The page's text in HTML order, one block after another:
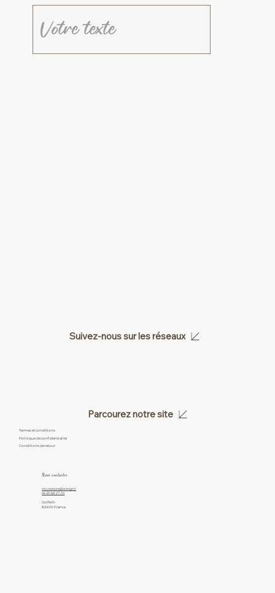
Suivez-nous sur les réseaux
Parcourez notre site
Politique de confidentialité
Termes et conditions
Conditions de retour
ml.creations@orange.fr
06-81-68-27-34
Golfech
82400 France
Nous contacter